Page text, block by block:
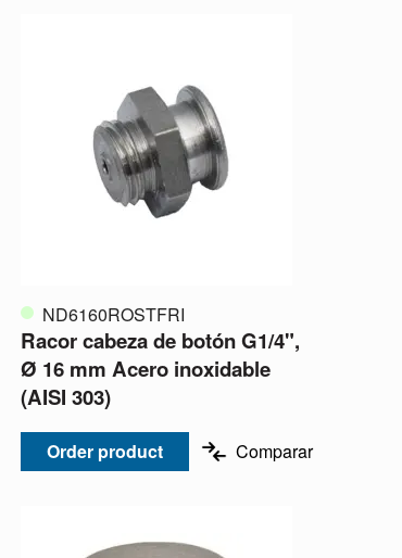
ND6160ROSTFRI
Racor cabeza de botón G1/4",
Ø 16 mm Acero inoxidable
(AISI 303)
Order product Comparar